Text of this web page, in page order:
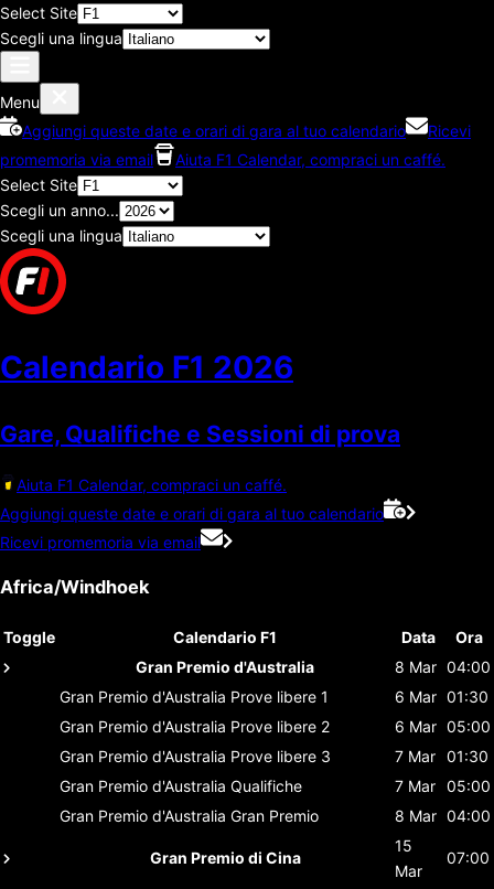
Select Site
Scegli una lingua
Menu
Aggiungi queste date e orari di gara al tuo calendario
Ricevi
promemoria via email
Aiuta F1 Calendar, compraci un caffé.
Select Site
Scegli un anno...
Scegli una lingua
Calendario F1 2026
Gare, Qualifiche e Sessioni di prova
Aiuta F1 Calendar, compraci un caffé.
Aggiungi queste date e orari di gara al tuo calendario
Ricevi promemoria via email
Africa/Windhoek
Toggle Calendario F1 Data
Ora
Gran Premio d'Australia
8 Mar 04:00
Gran Premio d'Australia Prove libere 1 6 Mar 01:30
Gran Premio d'Australia Prove libere 2 6 Mar 05:00
Gran Premio d'Australia Prove libere 3 7 Mar 01:30
Gran Premio d'Australia Qualifiche 7 Mar 05:00
Gran Premio d'Australia Gran Premio 8 Mar 04:00
Gran Premio di Cina
15
Mar
07:00